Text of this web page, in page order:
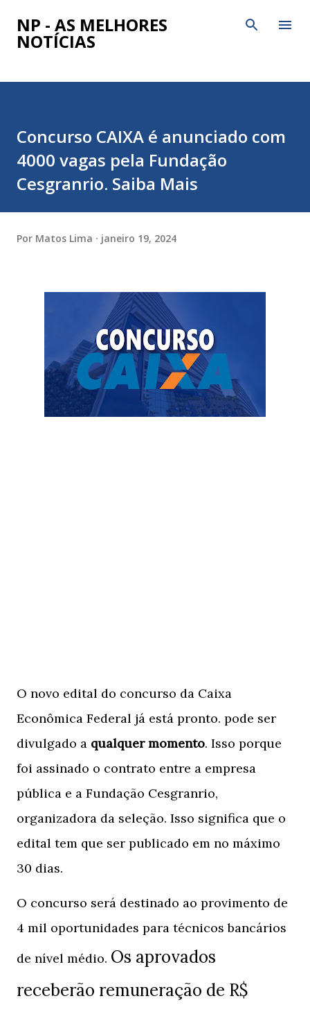
Pular para o conteúdo principal
NP - AS MELHORES
NOTÍCIAS
Concurso CAIXA é anunciado com
4000 vagas pela Fundação
Cesgranrio. Saiba Mais
Por Matos Lima janeiro 19, 2024
O novo edital do concurso da Caixa
Econômica Federal já está pronto. pode ser
divulgado a qualquer momento. Isso porque
foi assinado o contrato entre a empresa
pública e a Fundação Cesgranrio,
organizadora da seleção. Isso significa que o
edital tem que ser publicado em no máximo
30 dias.
O concurso será destinado ao provimento de
4 mil oportunidades para técnicos bancários
de nível médio. Os aprovados
receberão remuneração de R$